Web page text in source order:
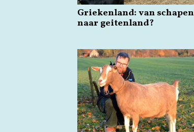
Griekenland: van schapen
naar geitenland?